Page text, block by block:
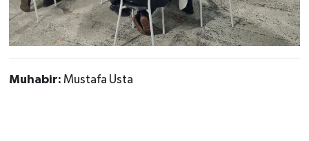
Muhabir: Mustafa Usta